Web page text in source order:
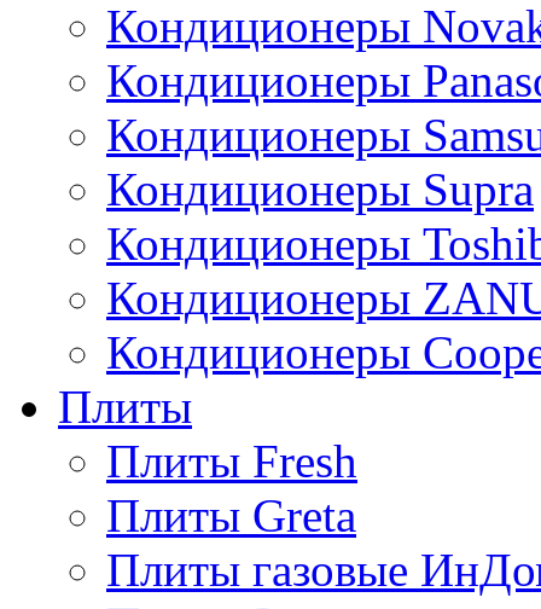
Кондиционеры
Кондиционеры
Кондиционеры
Кондиционеры Supra
Кондиционеры
Кондиционеры
Кондиционеры
Плиты
Плиты Fresh
Плиты Greta
Плиты газовые